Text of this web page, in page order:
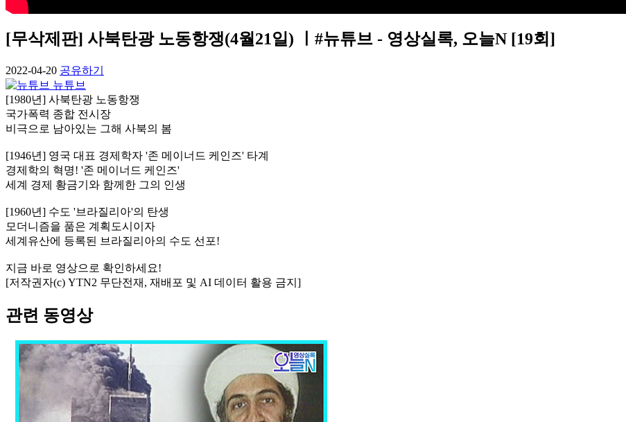
[무삭제판] 사북탄광 노동항쟁(4월21일) ㅣ#뉴튜브 - 영상실록, 오늘N [19회]
2022-04-20 공유하기
뉴튜브
[1980년] 사북탄광 노동항쟁
국가폭력 종합 전시장
비극으로 남아있는 그해 사북의 봄
[1946년] 영국 대표 경제학자 '존 메이너드 케인즈' 타계
경제학의 혁명! '존 메이너드 케인즈'
세계 경제 황금기와 함께한 그의 인생
[1960년] 수도 '브라질리아'의 탄생
모더니즘을 품은 계획도시이자
세계유산에 등록된 브라질리아의 수도 선포!
지금 바로 영상으로 확인하세요!
[저작권자(c) YTN2 무단전재, 재배포 및 AI 데이터 활용 금지]
관련 동영상